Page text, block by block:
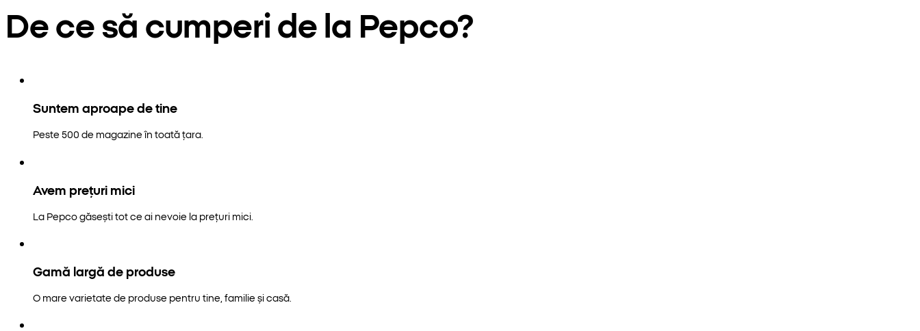
De ce să cumperi de la Pepco?
Suntem aproape de tine
Peste 500 de magazine în toată țara.
Avem prețuri mici
La Pepco găsești tot ce ai nevoie la prețuri mici.
Gamă largă de produse
O mare varietate de produse pentru tine, familie și casă.